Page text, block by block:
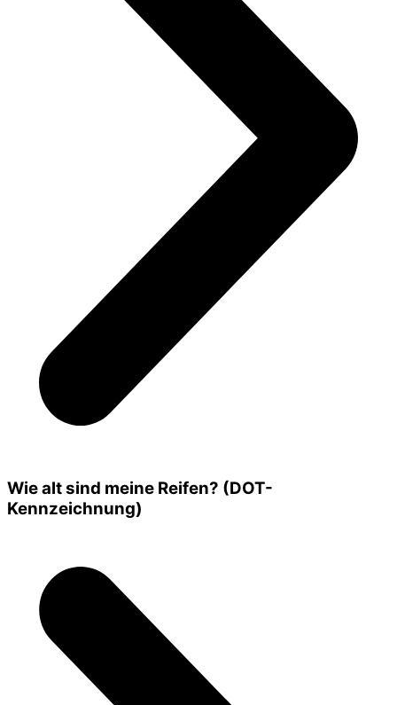
Wie alt sind meine Reifen? (DOT-
Kennzeichnung)